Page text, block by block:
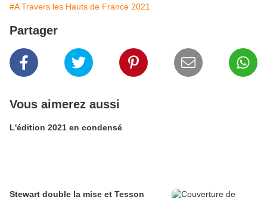
#A Travers les Hauts de France 2021
Partager
Vous aimerez aussi
L'édition 2021 en condensé
Stewart double la mise et Tesson